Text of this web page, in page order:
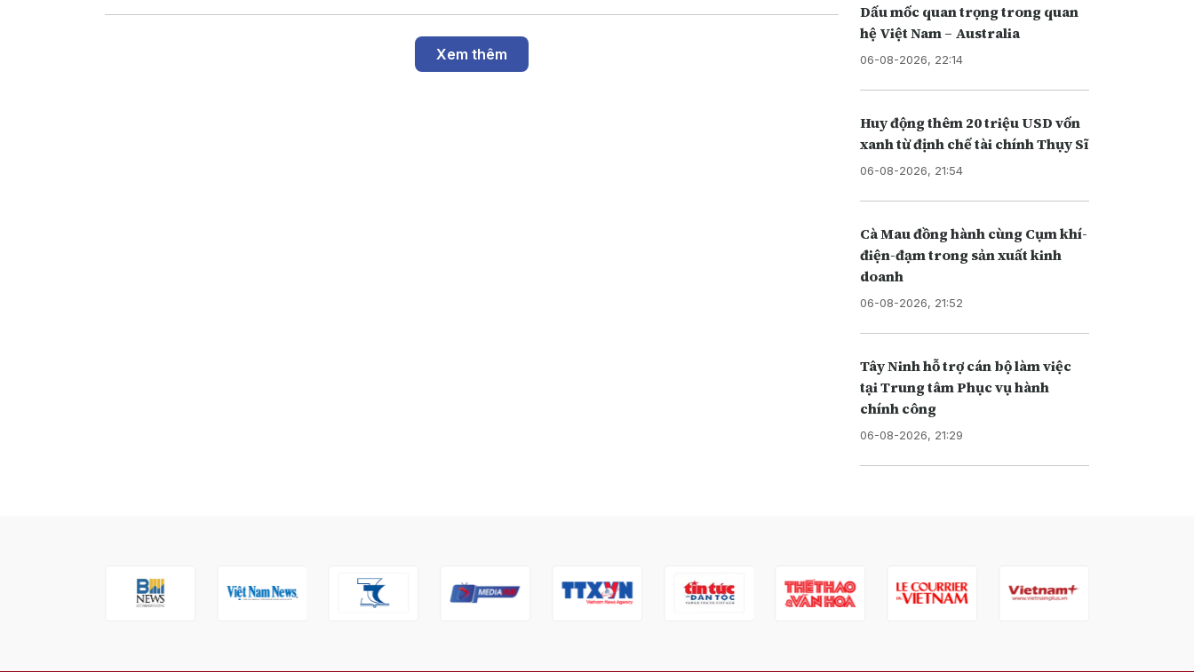
Xem thêm
Dấu mốc quan trọng trong quan
hệ Việt Nam – Australia
06-08-2026, 22:14
Huy động thêm 20 triệu USD vốn
xanh từ định chế tài chính Thụy Sĩ
06-08-2026, 21:54
Cà Mau đồng hành cùng Cụm khí-
điện-đạm trong sản xuất kinh
doanh
06-08-2026, 21:52
Tây Ninh hỗ trợ cán bộ làm việc
tại Trung tâm Phục vụ hành
chính công
06-08-2026, 21:29